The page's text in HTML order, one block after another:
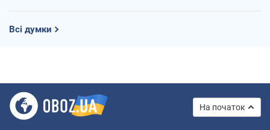
Всі думки
На початок